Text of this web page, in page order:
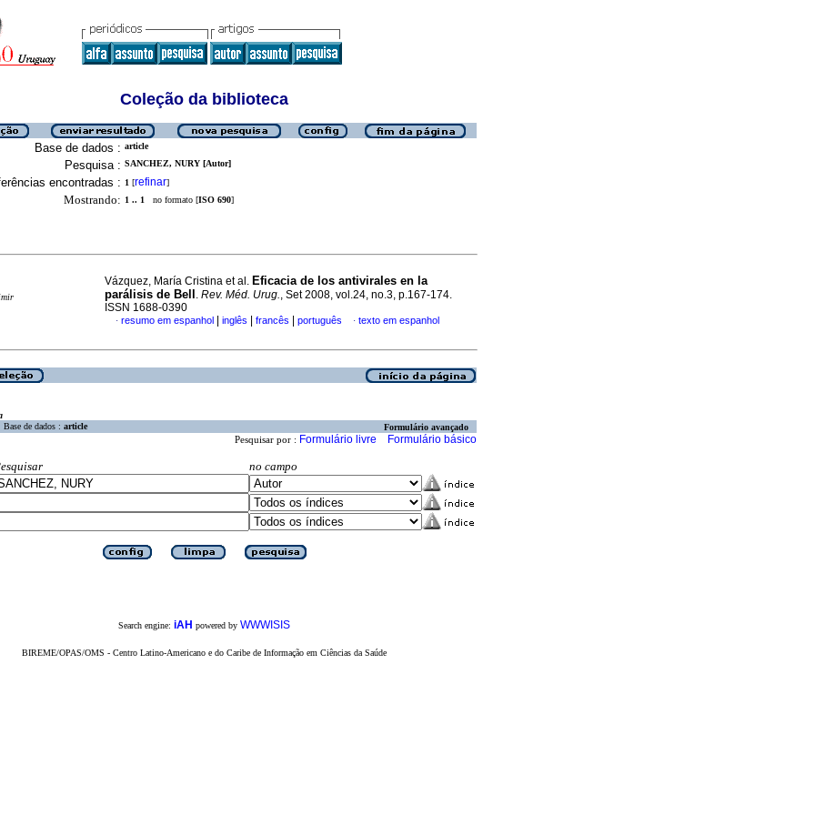
Coleção da biblioteca
Base de dados : article
Pesquisa : SANCHEZ, NURY [Autor]
encontradas : 1 [refinar]
Mostrando: 1 .. 1 no formato [ISO 690]
Vázquez, María Cristina et al. Eficacia de los antivirales en la
parálisis de Bell
. Rev. Méd. Urug., Set 2008, vol.24, no.3, p.167-174.
ISSN 1688-0390
· resumo em espanhol inglês francês português · texto em espanhol
Base de dados : article Formulário avançado
Pesquisar por : Formulário livre Formulário básico
no campo
Search engine: iAH powered by WWWISIS
BIREME/OPAS/OMS - Centro Latino-Americano e do Caribe de Informação em Ciências da Saúde